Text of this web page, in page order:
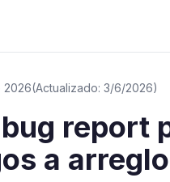
2026(Actualizado: 3/6/2026)
report
a